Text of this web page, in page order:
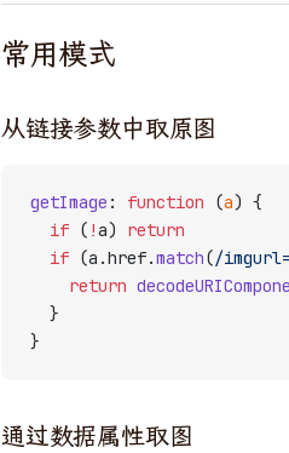
常用模式
从链接参数中取原图
getImage : function (a) {
  if
( !a) return
  if
(a.href.match(/
    return
  }
}
通过数据属性取图